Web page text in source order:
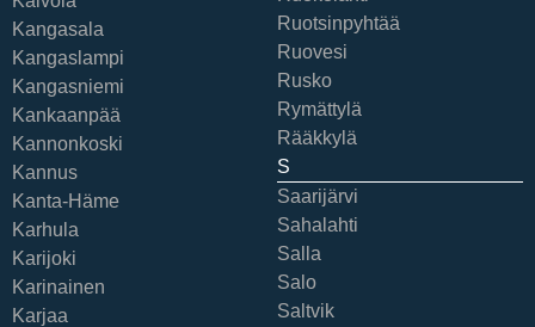
Kangasala
Kangaslampi
Kangasniemi
Kankaanpää
Kannonkoski
Kannus
Kanta-Häme
Karhula
Karijoki
Karinainen
Karjaa
Ruotsinpyhtää
Ruovesi
Rusko
Rymättylä
Rääkkylä
S
Saarijärvi
Sahalahti
Salla
Salo
Saltvik